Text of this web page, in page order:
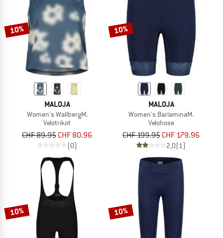
10%
MALOJA
Women's WallbergM.
Velotrikot
CHF 89.95 CHF 80.96
(0)
10%
MALOJA
Women's BarlaminaM.
Velohose
CHF 199.95 CHF 179.96
2,0(1)
10% 10%